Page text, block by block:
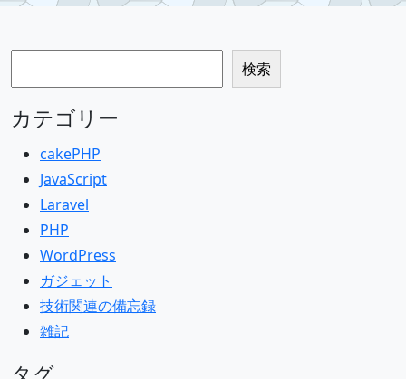
検索
カテゴリー
cakePHP
JavaScript
Laravel
PHP
WordPress
ガジェット
技術関連の備忘録
雑記